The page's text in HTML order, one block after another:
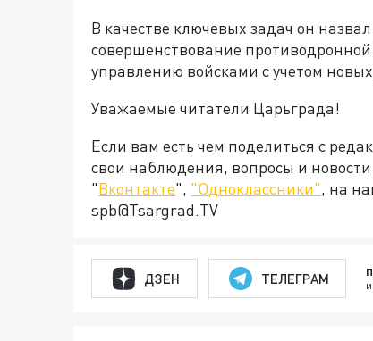
В качестве ключевых задач он
совершенствование
управлению войсками с учетом
Уважаемые читатели Царьграда!
Если вам есть чем поделиться с
свои наблюдения, вопросы и
"Вконтакте", "Одноклассники", на
spb@Tsargrad.TV
ДЗЕН ТЕЛЕГРАМ